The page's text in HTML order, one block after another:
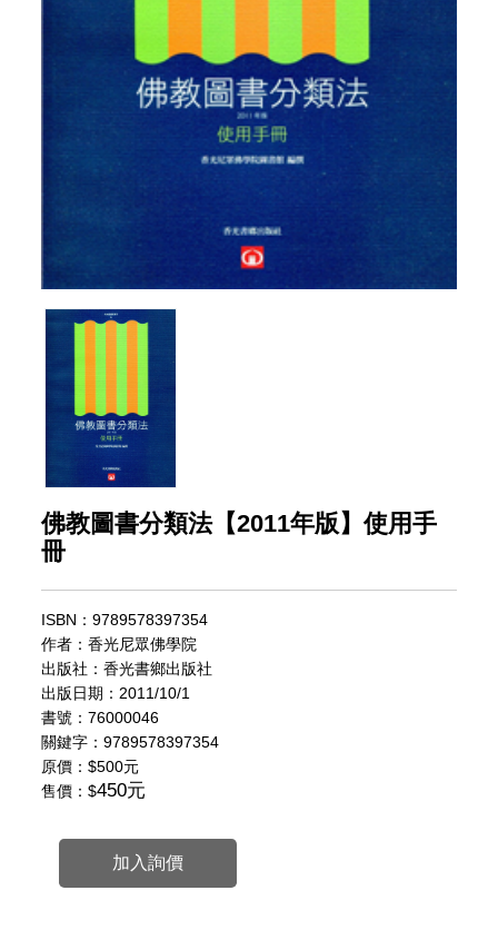
佛教圖書分類法【2011年版】使用手
冊
ISBN：9789578397354
作者：香光尼眾佛學院
出版社：香光書鄉出版社
出版日期：2011/10/1
書號：76000046
關鍵字：9789578397354
原價：$500元
售價：$450元
加入詢價